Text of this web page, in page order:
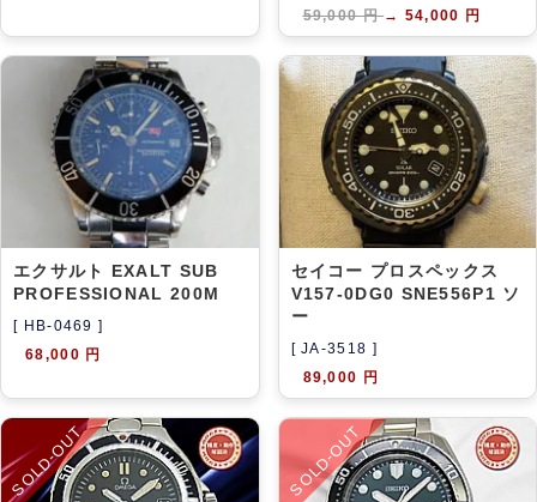
59,000 円→ 54,000 円
エクサルト EXALT SUB
PROFESSIONAL 200M
[ HB-0469 ]
68,000 円
セイコー プロスペックス
V157-0DG0 SNE556P1 ソ
ー
[ JA-3518 ]
89,000 円
SOLD-OUT SOLD-OUT